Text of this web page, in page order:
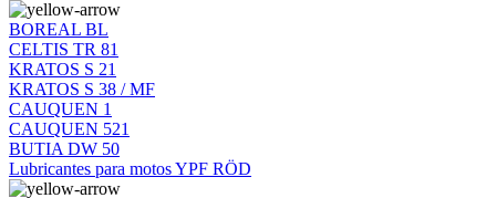
BOREAL BL
CELTIS TR 81
KRATOS S 21
KRATOS S 38 / MF
CAUQUEN 1
CAUQUEN 521
BUTIA DW 50
Lubricantes para motos YPF RÖD